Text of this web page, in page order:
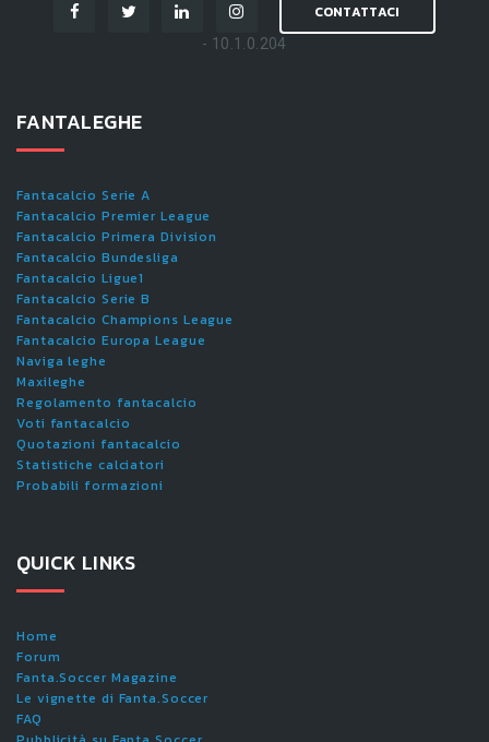
CONTATTACI
- 10.1.0.204
FANTALEGHE
Fantacalcio Serie A
Fantacalcio Premier League
Fantacalcio Primera Division
Fantacalcio Bundesliga
Fantacalcio Ligue1
Fantacalcio Serie B
Fantacalcio Champions League
Fantacalcio Europa League
Naviga leghe
Maxileghe
Regolamento fantacalcio
Voti fantacalcio
Quotazioni fantacalcio
Statistiche calciatori
Probabili formazioni
QUICK LINKS
Home
Forum
Fanta.Soccer Magazine
Le vignette di Fanta.Soccer
FAQ